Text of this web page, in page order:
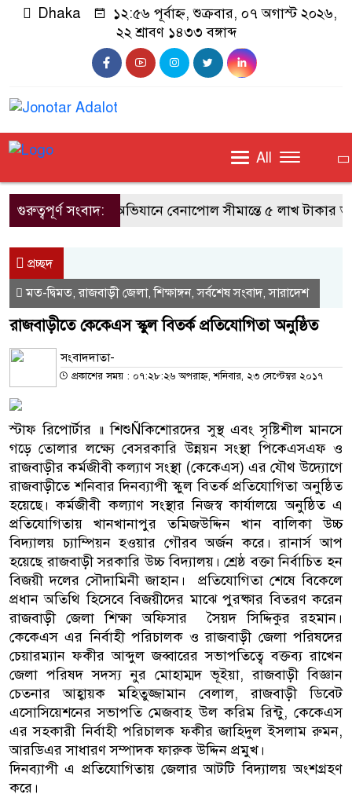
Dhaka
১২:৫৬ পূর্বাহ্ন, শুক্রবার, ০৭ অগাস্ট ২০২৬,
২২ শ্রাবণ ১৪৩৩ বঙ্গাব্দ
All
গুরুত্বপূর্ণ সংবাদ:
বিজিবির অভিযানে বেনাপোল সীমান্তে ৫ লাখ টাকার
প্রচ্ছদ
মত-দ্বিমত,রাজবাড়ী জেলা,শিক্ষাঙ্গন,সর্বশেষ সংবাদ,সারাদেশ
রাজবাড়ীতে কেকেএস স্কুল বিতর্ক প্রতিযোগিতা অনুষ্ঠিত
সংবাদদাতা-
প্রকাশের সময় : ০৭:২৮:২৬ অপরাহ্ন, শনিবার, ২৩ সেপ্টেম্বর ২০১৭
স্টাফ রিপোর্টার ॥ শিশুÑকিশোরদের সুস্থ এবং সৃষ্টিশীল মানসে
গড়ে তোলার লক্ষ্যে বেসরকারি উন্নয়ন সংস্থা পিকেএসএফ ও
রাজবাড়ীর কর্মজীবী কল্যাণ সংস্থা (কেকেএস) এর যৌথ উদ্যোগে
রাজবাড়ীতে শনিবার দিনব্যাপী স্কুল বিতর্ক প্রতিযোগিতা অনুষ্ঠিত
হয়েছে। কর্মজীবী কল্যাণ সংস্থার নিজস্ব কার্যালয়ে অনুষ্ঠিত এ
প্রতিযোগিতায় খানখানাপুর তমিজউদ্দিন খান বালিকা উচ্চ
বিদ্যালয় চ্যাম্পিয়ন হওয়ার গৌরব অর্জন করে। রানার্স আপ
হয়েছে রাজবাড়ী সরকারি উচ্চ বিদ্যালয়। শ্রেষ্ঠ বক্তা নির্বাচিত হন
বিজয়ী দলের সৌদামিনী জাহান। প্রতিযোগিতা শেষে বিকেলে
প্রধান অতিথি হিসেবে বিজয়ীদের মাঝে পুরষ্কার বিতরণ করেন
রাজবাড়ী জেলা শিক্ষা অফিসার সৈয়দ সিদ্দিকুর রহমান।
কেকেএস এর নির্বাহী পরিচালক ও রাজবাড়ী জেলা পরিষদের
চেয়ারম্যান ফকীর আব্দুল জব্বারের সভাপতিত্বে বক্তব্য রাখেন
জেলা পরিষদ সদস্য নুর মোহাম্মদ ভূইয়া, রাজবাড়ী বিজ্ঞান
চেতনার আহ্বায়ক মহিতুজ্জামান বেলাল, রাজবাড়ী ডিবেট
এসোসিয়েশনের সভাপতি মেজবাহ উল করিম রিন্টু, কেকেএস
এর সহকারী নির্বাহী পরিচালক ফকীর জাহিদুল ইসলাম রুমন,
আরডিএর সাধারণ সম্পাদক ফারুক উদ্দিন প্রমুখ।
দিনব্যাপী এ প্রতিযোগিতায় জেলার আটটি বিদ্যালয় অংশগ্রহণ
করে।